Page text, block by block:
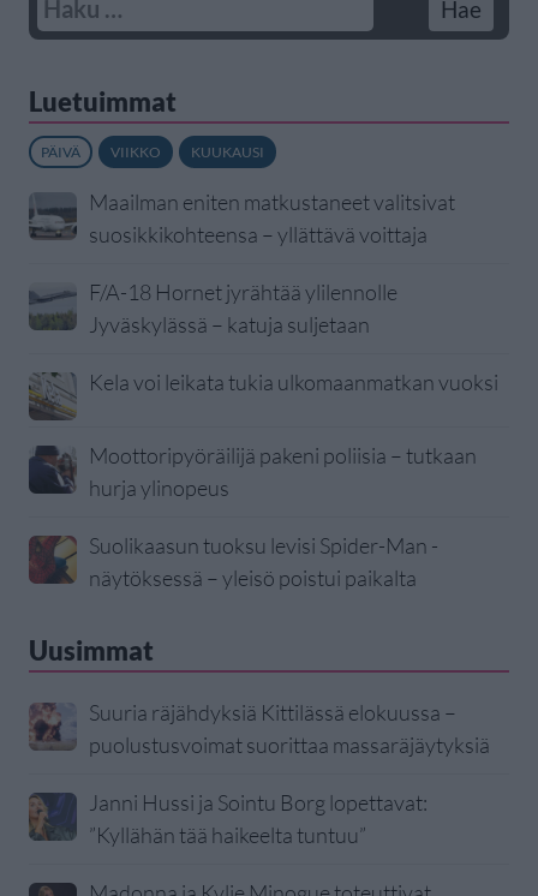
Luetuimmat
PÄIVÄ VIIKKO KUUKAUSI
Maailman eniten matkustaneet valitsivat
suosikkikohteensa – yllättävä voittaja
F/A-18 Hornet jyrähtää ylilennolle
Jyväskylässä – katuja suljetaan
Kela voi leikata tukia ulkomaanmatkan vuoksi
Moottoripyöräilijä pakeni poliisia – tutkaan
hurja ylinopeus
Suolikaasun tuoksu levisi Spider-Man -
näytöksessä – yleisö poistui paikalta
Uusimmat
Suuria räjähdyksiä Kittilässä elokuussa –
puolustusvoimat suorittaa massaräjäytyksiä
Janni Hussi ja Sointu Borg lopettavat:
”Kyllähän tää haikeelta tuntuu”